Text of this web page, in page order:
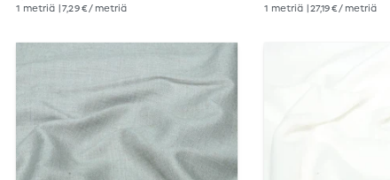
1 metriä | 7,29 € / metriä 1 metriä | 27,19 € / metriä